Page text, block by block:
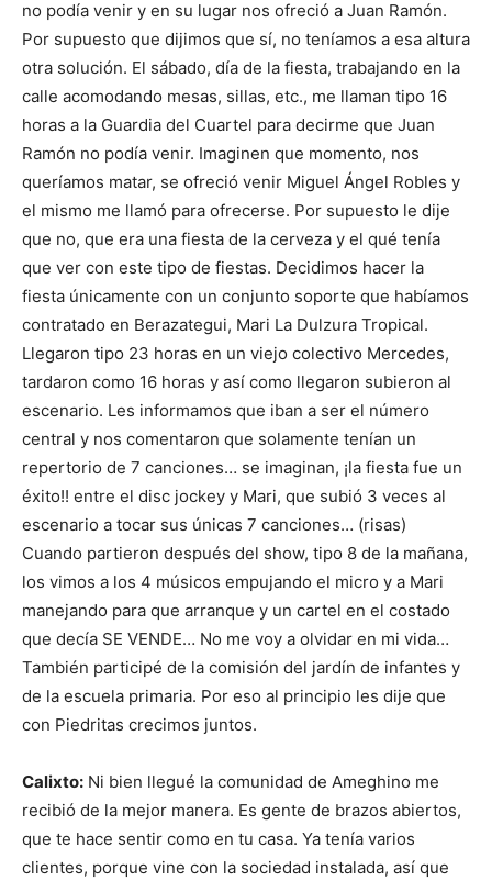
no podía venir y en su lugar nos ofreció a Juan Ramón.
Por supuesto que dijimos que sí, no teníamos a esa altura
otra solución. El sábado, día de la fiesta, trabajando en la
calle acomodando mesas, sillas, etc., me llaman tipo 16
horas a la Guardia del Cuartel para decirme que Juan
Ramón no podía venir. Imaginen que momento, nos
queríamos matar, se ofreció venir Miguel Ángel Robles y
el mismo me llamó para ofrecerse. Por supuesto le dije
que no, que era una fiesta de la cerveza y el qué tenía
que ver con este tipo de fiestas. Decidimos hacer la
fiesta únicamente con un conjunto soporte que habíamos
contratado en Berazategui, Mari La Dulzura Tropical.
Llegaron tipo 23 horas en un viejo colectivo Mercedes,
tardaron como 16 horas y así como llegaron subieron al
escenario. Les informamos que iban a ser el número
central y nos comentaron que solamente tenían un
repertorio de 7 canciones… se imaginan, ¡la fiesta fue un
éxito!! entre el disc jockey y Mari, que subió 3 veces al
escenario a tocar sus únicas 7 canciones… (risas)
Cuando partieron después del show, tipo 8 de la mañana,
los vimos a los 4 músicos empujando el micro y a Mari
manejando para que arranque y un cartel en el costado
que decía SE VENDE… No me voy a olvidar en mi vida…
También participé de la comisión del jardín de infantes y
de la escuela primaria. Por eso al principio les dije que
con Piedritas crecimos juntos.
Calixto: Ni bien llegué la comunidad de Ameghino me
recibió de la mejor manera. Es gente de brazos abiertos,
que te hace sentir como en tu casa. Ya tenía varios
clientes, porque vine con la sociedad instalada, así que